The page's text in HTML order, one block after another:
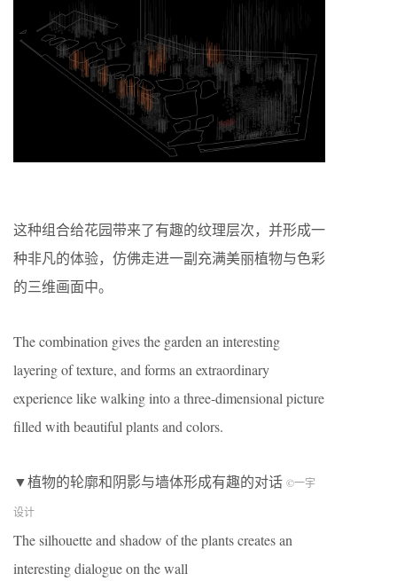
这种组合给花园带来了有趣的纹理层次，并形成一
种非凡的体验，仿佛走进一副充满美丽植物与色彩
的三维画面中。
The combination gives the garden an interesting
layering of texture, and forms an extraordinary
experience like walking into a three-dimensional picture
filled with beautiful plants and colors.
▼植物的轮廓和阴影与墙体形成有趣的对话 ©一宇
设计
The silhouette and shadow of the plants creates an
interesting dialogue on the wall